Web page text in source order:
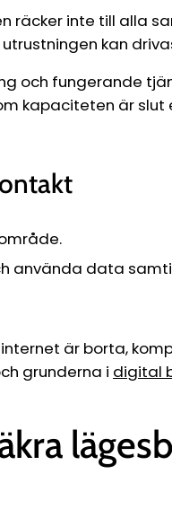
räcker inte till alla
kan
och fungerande
kapaciteten är slut
använda data
är borta,
grunderna i digital